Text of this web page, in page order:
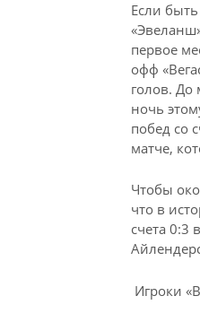
Если
первое
офф
голов. До
ночь
побед со
матче,
Чтобы
что в
счета 0:3
Игроки